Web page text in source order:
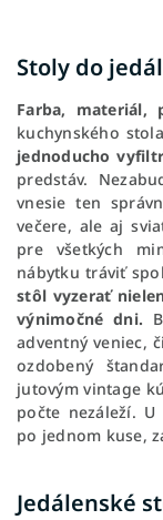
Stoly do
Farba, materiál,
kuchynského
jednoducho
predstáv.
vnesie ten
večere, ale aj
pre všetkých
nábytku tráviť
stôl vyzerať
výnimočné dni.
adventný veniec,
ozdobený
jutovým vintage
počte nezáleží. U
po jednom kuse,
Jedálenské